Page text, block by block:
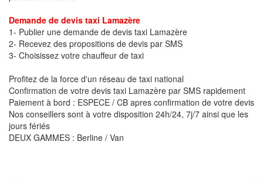
Demande de devis taxi Lamazère
1- Publier une demande de devis taxi Lamazère
2- Recevez des propositions de devis par SMS
3- Choisissez votre chauffeur de taxi
Profitez de la force d'un réseau de taxi national
Confirmation de votre devis taxi Lamazère par SMS rapidement
Paiement à bord : ESPECE / CB apres confirmation de votre devis
Nos conseillers sont à votre disposition 24h/24, 7j/7 ainsi que les
jours fériés
DEUX GAMMES : Berline / Van